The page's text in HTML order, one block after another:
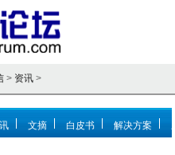
> 资讯>
文摘 白皮书 解决方案